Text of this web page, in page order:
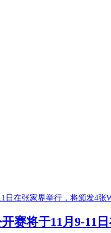
赛将于11月9-11